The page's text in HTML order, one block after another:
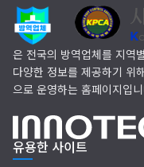
은 전국의 방역업체를 지역
다양한 정보를 제공하기 위
으로 운영하는 홈페이지입
유용한 사이트